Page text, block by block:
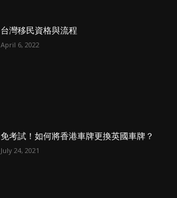
台灣移民資格與流程
April 6, 2022
免考試！如何將香港車牌更換英國車牌？
July 24, 2021